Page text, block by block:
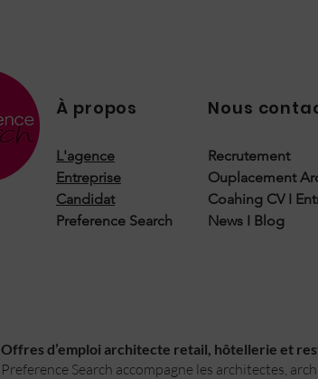
À propos
L'agence
Entreprise
Candidat
Preference Search
Nous
Recrutement
Ouplacement
Coahing CV I
News I Blog
Offres d’emploi architecte retail, hôtellerie et
Preference Search accompagne les architectes,